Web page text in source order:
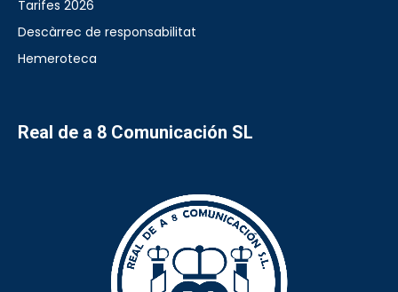
Tarifes 2026
Descàrrec de responsabilitat
Hemeroteca
Real de a 8 Comunicación SL